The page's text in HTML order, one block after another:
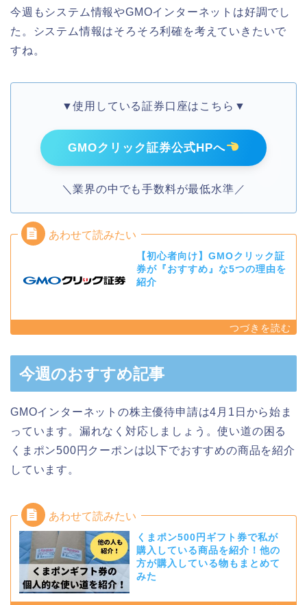
今週もシステム情報やGMOインターネットは好調でし
た。システム情報はそろそろ利確を考えていきたいで
すね。
▼使用している証券口座はこちら▼
GMOクリック証券公式HPへ
＼業界の中でも手数料が最低水準／
【初心者向け】GMOクリック証
券が『おすすめ』な5つの理由を
紹介
今週のおすすめ記事
GMOインターネットの株主優待申請は4月1日から始ま
っています。漏れなく対応しましょう。使い道の困る
くまポン500円クーポンは以下でおすすめの商品を紹介
しています。
くまポン500円ギフト券で私が
購入している商品を紹介！他の
方が購入している物もまとめて
みた